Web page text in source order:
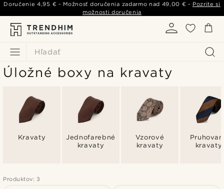
Hľadať
Doručenie4,95 € - Možnosť doručenia zadarmo nad 49,00 € - Pozrite si
možnosti doručenia
Úložné boxy na kravaty
Kravaty
Jednofarebné
kravaty
Vzorové
kravaty
kravaty
Produktov: 3